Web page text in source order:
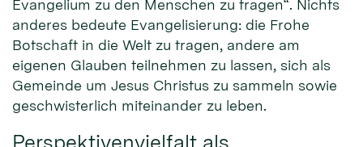
Evangelium zu den Menschen zu tragen“. Nichts
anderes bedeute Evangelisierung: die Frohe
Botschaft in die Welt zu tragen, andere am
eigenen Glauben teilnehmen zu lassen, sich als
Gemeinde um Jesus Christus zu sammeln sowie
geschwisterlich miteinander zu leben.